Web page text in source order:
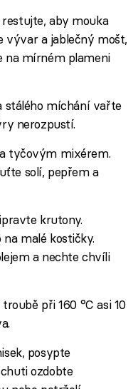
aby mouka
vývar a jablečný mošt,
na mírném plameni
stálého míchání vařte
nerozpustí.
tyčovým mixérem.
solí, pepřem a
krutony.
malé kostičky.
a nechte chvíli
při 160 °C asi 10
posypte
ozdobte